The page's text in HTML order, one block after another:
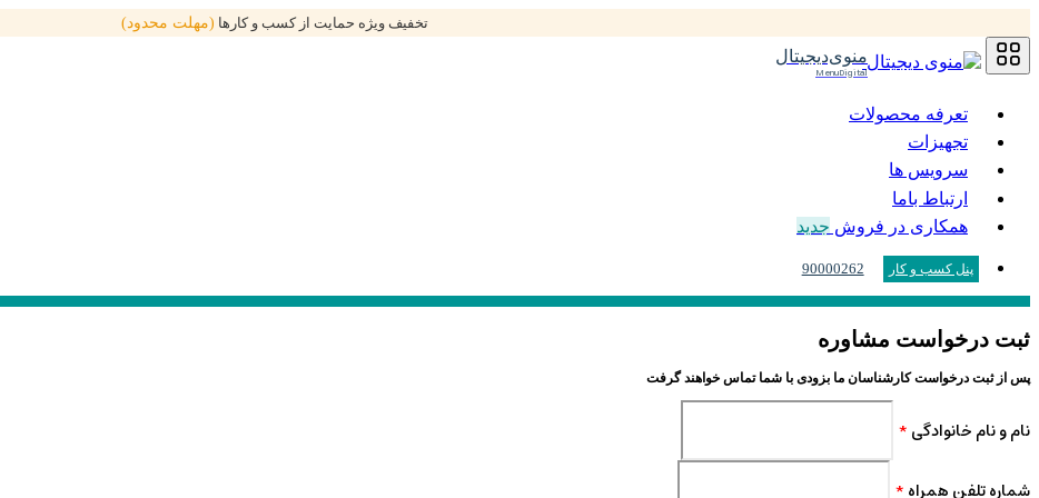
تخفیف ویژه حمایت از کسب و کارها (مهلت محدود)
منوی‌دیجیتال
MenuDigital
تعرفه محصولات
تجهیزات
سرویس ها
ارتباط باما
همکاری در فروش جدید
پنل کسب و کار 90000262
ثبت درخواست مشاوره
پس از ثبت درخواست کارشناسان ما بزودی با شما تماس خواهند گرفت
نام و نام خانوادگی *
شماره تلفن همراه *